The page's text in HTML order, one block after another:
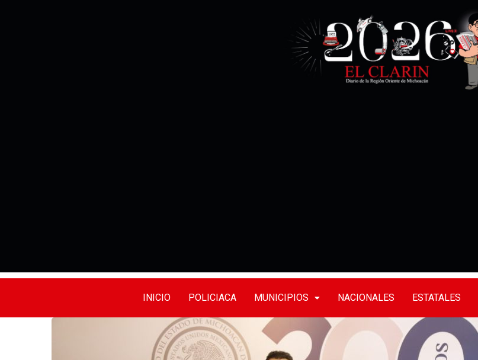
INICIO POLICIACA MUNICIPIOS NACIONALES ESTATALES